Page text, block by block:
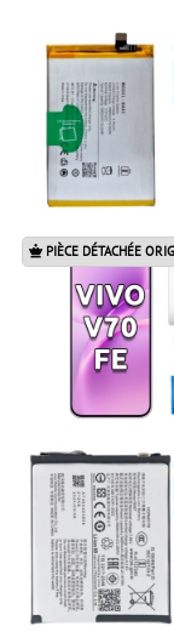
PIÈCE DÉTACHÉE